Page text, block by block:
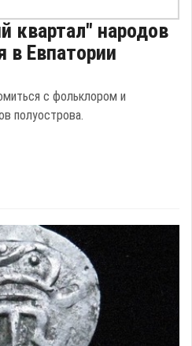
квартал" народов
в Евпатории
с фольклором и
полуострова.